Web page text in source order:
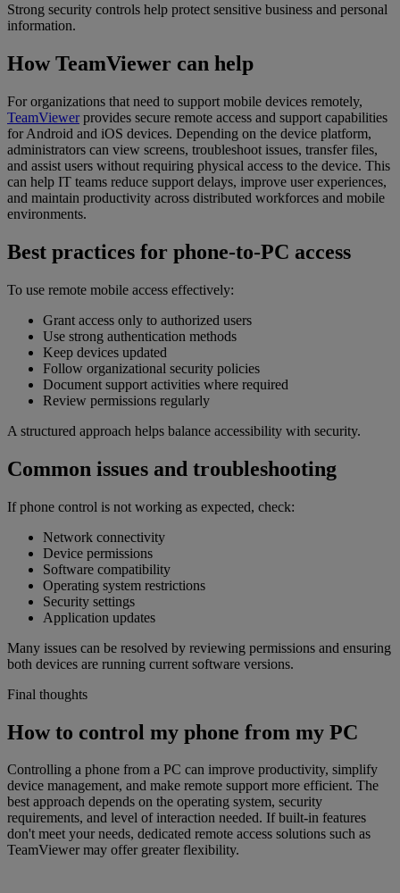
Strong security controls help protect sensitive business and personal
information.
How TeamViewer can help
For organizations that need to support mobile devices remotely,
TeamViewerprovides secure remote access and support capabilities
for Android and iOS devices. Depending on the device platform,
administrators can view screens, troubleshoot issues, transfer files,
and assist users without requiring physical access to the device. This
can help IT teams reduce support delays, improve user experiences,
and maintain productivity across distributed workforces and mobile
environments.
Best practices for phone-to-PC access
To use remote mobile access effectively:
Grant access only to authorized users
Use strong authentication methods
Keep devices updated
Follow organizational security policies
Document support activities where required
Review permissions regularly
A structured approach helps balance accessibility with security.
Common issues and troubleshooting
If phone control is not working as expected, check:
Network connectivity
Device permissions
Software compatibility
Operating system restrictions
Security settings
Application updates
Many issues can be resolved by reviewing permissions and ensuring
both devices are running current software versions.
Final thoughts
How to control my phone from my PC
Controlling a phone from a PC can improve productivity, simplify
device management, and make remote support more efficient. The
best approach depends on the operating system, security
requirements, and level of interaction needed. If built-in features
don't meet your needs, dedicated remote access solutions such as
TeamViewer may offer greater flexibility.